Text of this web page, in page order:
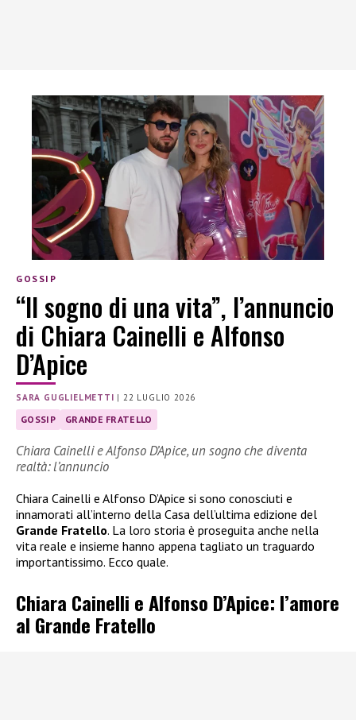
GOSSIP
“Il sogno di una vita”, l’annuncio
di Chiara Cainelli e Alfonso
D’Apice
SARA GUGLIELMETTI | 22 LUGLIO 2026
GOSSIP GRANDE FRATELLO
Chiara Cainelli e Alfonso D’Apice, un sogno che diventa
realtà: l’annuncio
Chiara Cainelli e Alfonso D’Apice si sono conosciuti e
innamorati all’interno della Casa dell’ultima edizione del
Grande Fratello. La loro storia è proseguita anche nella
vita reale e insieme hanno appena tagliato un traguardo
importantissimo. Ecco quale.
Chiara Cainelli e Alfonso D’Apice: l’amore
al Grande Fratello